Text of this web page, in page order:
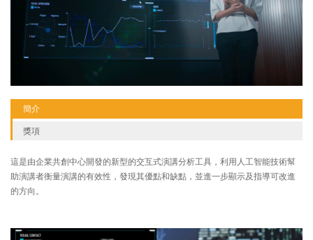
簡介
獎項
這是由企業共創中心開發的新型的交互式演講分析工具，利用人工智能技術幫
助演講者衡量演講的有效性，發現其優點和缺點，並進一步顯示及指導可改進
的方向。